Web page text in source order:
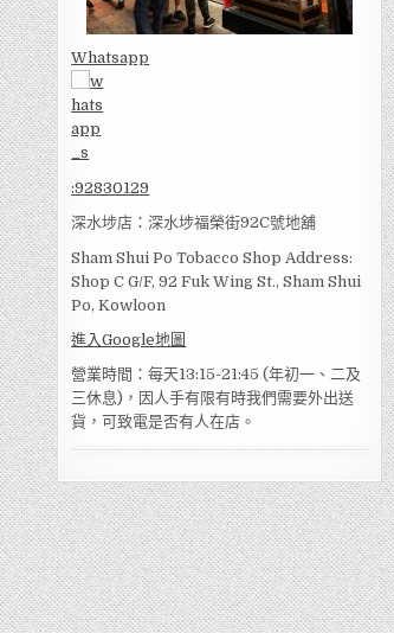
Whatsapp
:92830129
深水埗店：深水埗福榮街92C號地舖
Sham Shui Po Tobacco Shop Address:
Shop C G/F, 92 Fuk Wing St., Sham Shui
Po, Kowloon
進入Google地圖
營業時間：每天13:15-21:45 (年初一、二及
三休息)，因人手有限有時我們需要外出送
貨，可致電是否有人在店。